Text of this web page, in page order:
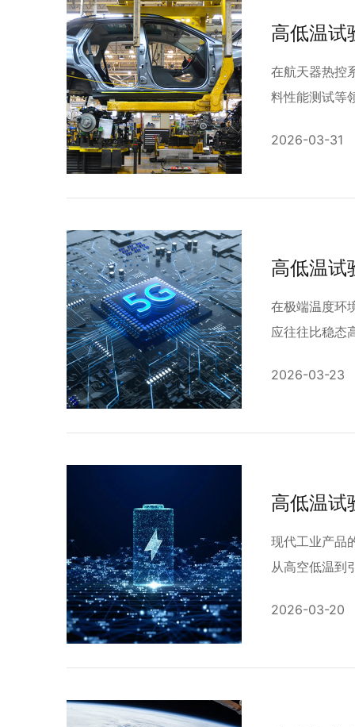
在航天器热控
料性能测试等
2026-03-31
在极端温度环
应往往比稳态
2026-03-23
现代工业产品
从高空低温到
2026-03-20